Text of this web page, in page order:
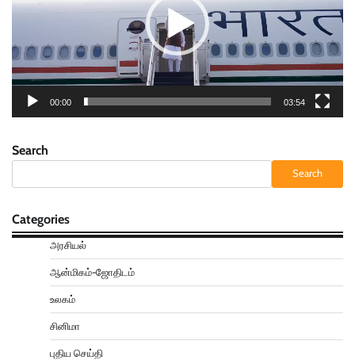
00:00 03:54
Search
Search
Categories
அரசியல்
ஆன்மிகம்-ஜோதிடம்
உலகம்
சினிமா
புதிய செய்தி